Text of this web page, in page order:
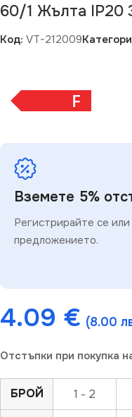
60/1 Жълта IP20
Код: VT-212009
F
Вземете 5%
Регистрирайте се
предложението.
4.09 € (8.00
Отстъпки при покупка
БРОЙ 1 - 2